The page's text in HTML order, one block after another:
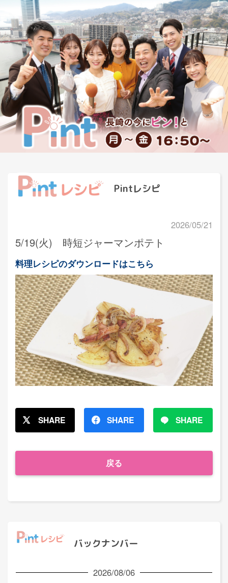
Pintレシピ
2026/05/21
5/19(火) 時短ジャーマンポテト
料理レシピのダウンロードはこちら
SHARE SHARE SHARE
戻る
バックナンバー
2026/08/06